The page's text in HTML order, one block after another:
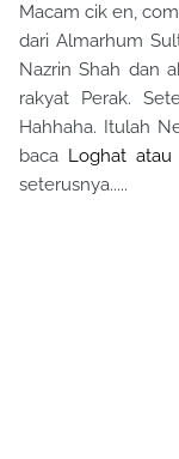
Macam cik en,
dari Almarhum
Nazrin Shah dan
rakyat Perak.
Hahhaha. Itulah
baca Loghat atau
seterusnya.....